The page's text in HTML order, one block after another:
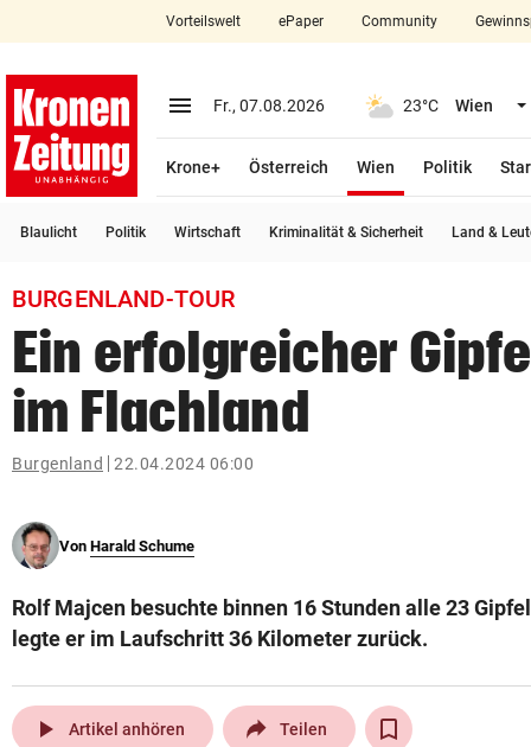
closeSchließen
account_circle Anmelden
arrow_right
bookmark
search
Suchbegriff
© Krone Multimedia GmbH & Co KG 2026
Vorteilswelt ePaper Community
menu Menü aufklappen
Fr., 07.08.2026 23°C Wien
Krone+ Österreich Wien
Politik
Blaulicht Politik Wirtschaft Kriminalität & Sicherheit Land &
BURGENLAND-TOUR
Ein erfolgreicher
im Flachland
Burgenland 22.04.2024 06:00
Von Harald Schume
Rolf Majcen besuchte binnen 16 Stunden alle 23
legte er im Laufschritt 36 Kilometer zurück.
play_arrow Artikel anhören Teilen